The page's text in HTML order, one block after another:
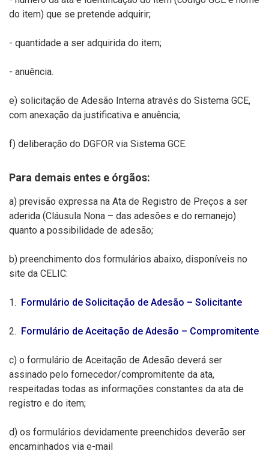
do item) que se pretende adquirir;
- quantidade a ser adquirida do item;
- anuência.
e) solicitação de Adesão Interna através do Sistema GCE,
com anexação da justificativa e anuência;
f) deliberação do DGFOR via Sistema GCE.
Para demais entes e órgãos:
a) previsão expressa na Ata de Registro de Preços a ser
aderida (Cláusula Nona – das adesões e do remanejo)
quanto a possibilidade de adesão;
b) preenchimento dos formulários abaixo, disponíveis no
site da CELIC:
1. Formulário de Solicitação de Adesão – Solicitante
2. Formulário de Aceitação de Adesão – Compromitente
c) o formulário de Aceitação de Adesão deverá ser
assinado pelo fornecedor/compromitente da ata,
respeitadas todas as informações constantes da ata de
registro e do item;
d) os formulários devidamente preenchidos deverão ser
encaminhados via e-mail